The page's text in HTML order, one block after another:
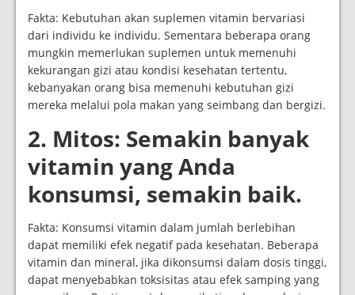
Fakta: Kebutuhan akan suplemen vitamin bervariasi
dari individu ke individu. Sementara beberapa orang
mungkin memerlukan suplemen untuk memenuhi
kekurangan gizi atau kondisi kesehatan tertentu,
kebanyakan orang bisa memenuhi kebutuhan gizi
mereka melalui pola makan yang seimbang dan bergizi.
2. Mitos: Semakin banyak
vitamin yang Anda
konsumsi, semakin baik.
Fakta: Konsumsi vitamin dalam jumlah berlebihan
dapat memiliki efek negatif pada kesehatan. Beberapa
vitamin dan mineral, jika dikonsumsi dalam dosis tinggi,
dapat menyebabkan toksisitas atau efek samping yang